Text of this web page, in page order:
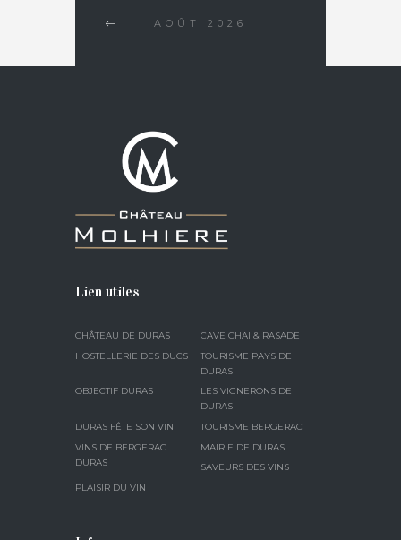
AOÛT 2026
Lien utiles
CHÂTEAU DE DURAS
CAVE CHAI & RASADE
HOSTELLERIE DES DUCS
TOURISME PAYS DE
DURAS
OBJECTIF DURAS
LES VIGNERONS DE
DURAS
DURAS FÊTE SON VIN
TOURISME BERGERAC
VINS DE BERGERAC
DURAS
MAIRIE DE DURAS
SAVEURS DES VINS
PLAISIR DU VIN